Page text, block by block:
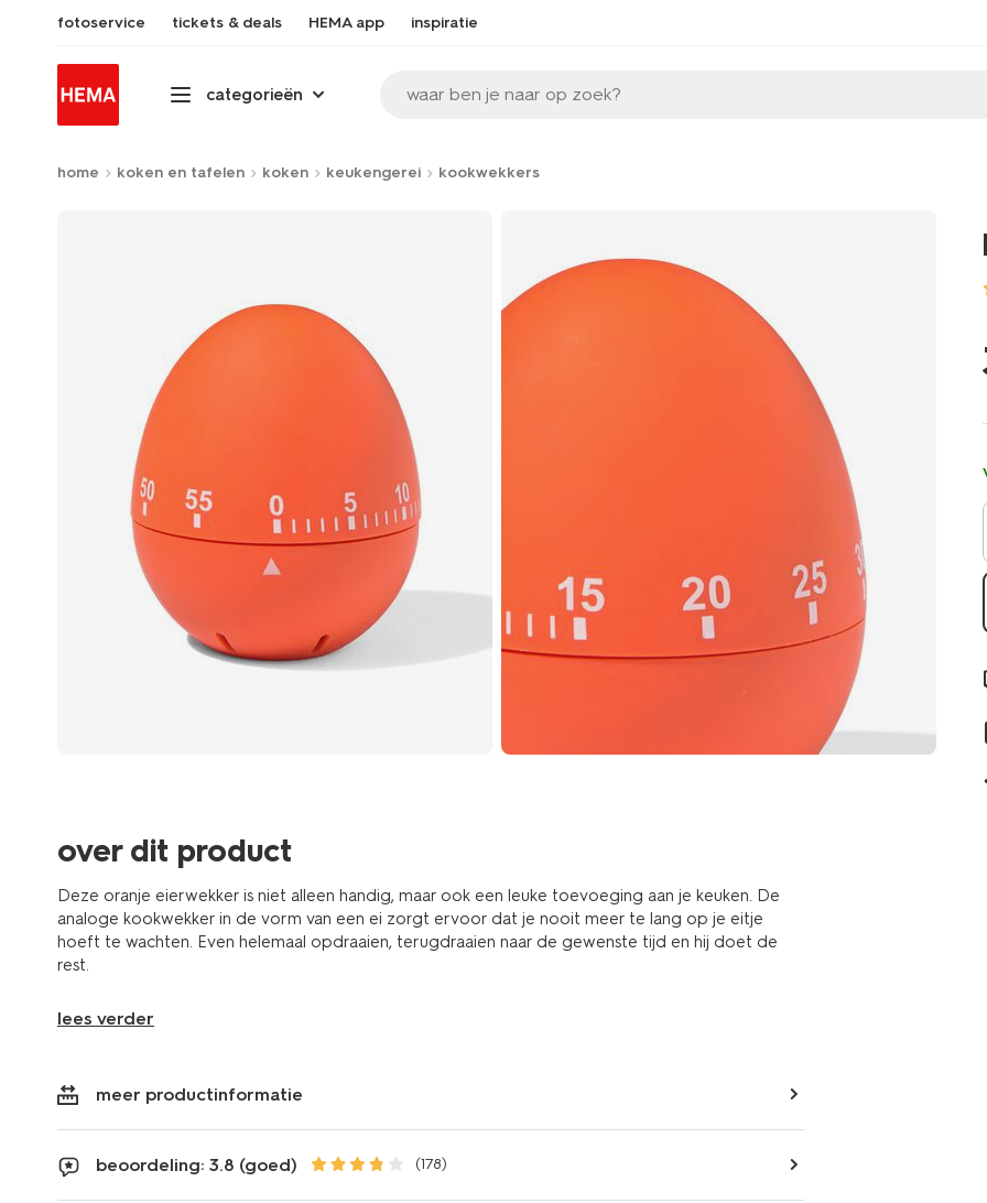
fotoservice tickets & deals HEMA app inspiratie
categorieën waar ben je naar op zoek?
home koken en tafelen koken keukengerei kookwekkers
over dit product
Deze oranje eierwekker is niet alleen handig, maar ook een leuke toevoeging aan je keuken. De
analoge kookwekker in de vorm van een ei zorgt ervoor dat je nooit meer te lang op je eitje
hoeft te wachten. Even helemaal opdraaien, terugdraaien naar de gewenste tijd en hij doet de
rest.
lees verder
meer productinformatie
beoordeling: 3.8 (goed) (178)